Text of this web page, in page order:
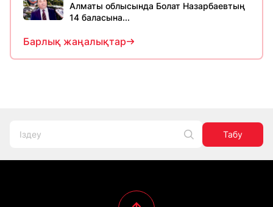
Алматы облысында Болат Назарбаевтың
14 баласына...
Барлық жаңалықтар
Табу